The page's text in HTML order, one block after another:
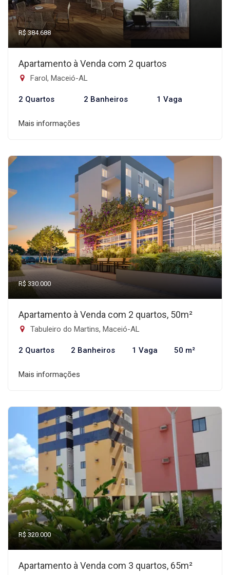
R$ 384.688
Apartamento à Venda com 2 quartos
Farol, Maceió-AL
2 Quartos 2 Banheiros 1 Vaga
Mais informações
R$ 330.000
Apartamento à Venda com 2 quartos, 50m²
Tabuleiro do Martins, Maceió-AL
2 Quartos 2 Banheiros 1 Vaga 50 m²
Mais informações
R$ 320.000
Apartamento à Venda com 3 quartos, 65m²